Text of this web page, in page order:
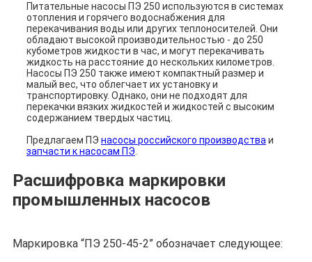
Питательные насосы ПЭ 250 используются в системах
отопления и горячего водоснабжения для
перекачивания воды или других теплоносителей. Они
обладают высокой производительностью - до 250
кубометров жидкости в час, и могут перекачивать
жидкость на расстояние до нескольких километров.
Насосы ПЭ 250 также имеют компактный размер и
малый вес, что облегчает их установку и
транспортировку. Однако, они не подходят для
перекачки вязких жидкостей и жидкостей с высоким
содержанием твердых частиц.
Предлагаем ПЭ насосы российского производства и
запчасти к насосам ПЭ
Расшифровка маркировки
промышленных насосов
Маркировка “ПЭ 250-45-2” обозначает следующее: